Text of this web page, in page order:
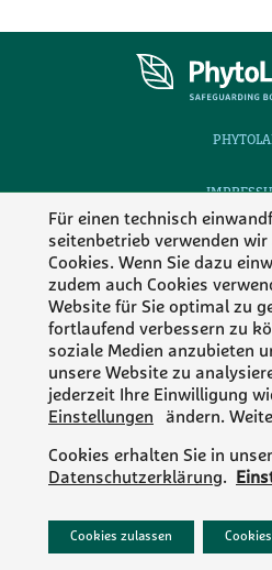
KONTAKT
Folgen Sie Phytolab
© 2026
Für einen technisch
seitenbetrieb verwenden
Cookies. Wenn Sie dazu
zudem auch Cookies
Website für Sie optimal zu
fortlaufend verbessern zu
soziale Medien anzubieten
unsere Website zu
jederzeit Ihre Einwilligung
Einstellungen
ändern.
Cookies erhalten Sie in
Datenschutzerklärung.
Cookies zulassen